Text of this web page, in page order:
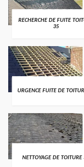
RECHERCHE DE FUITE
35
URGENCE FUITE DE
NETTOYAGE DE TOITURE